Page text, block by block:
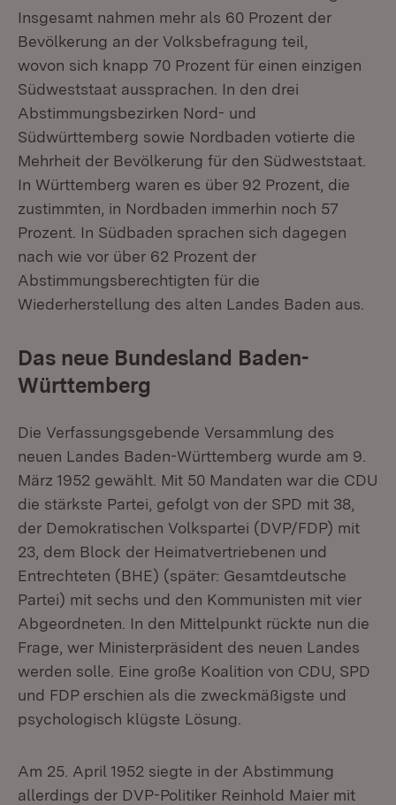
Insgesamt nahmen mehr als 60 Prozent der
Bevölkerung an der Volksbefragung teil,
wovon sich knapp 70 Prozent für einen einzigen
Südweststaat aussprachen. In den drei
Abstimmungsbezirken Nord- und
Südwürttemberg sowie Nordbaden votierte die
Mehrheit der Bevölkerung für den Südweststaat.
In Württemberg waren es über 92 Prozent, die
zustimmten, in Nordbaden immerhin noch 57
Prozent. In Südbaden sprachen sich dagegen
nach wie vor über 62 Prozent der
Abstimmungsberechtigten für die
Wiederherstellung des alten Landes Baden aus.
Das neue Bundesland Baden-
Württemberg
Die Verfassungsgebende Versammlung des
neuen Landes Baden-Württemberg wurde am 9.
März 1952 gewählt. Mit 50 Mandaten war die CDU
die stärkste Partei, gefolgt von der SPD mit 38,
der Demokratischen Volkspartei (DVP/FDP) mit
23, dem Block der Heimatvertriebenen und
Entrechteten (BHE) (später: Gesamtdeutsche
Partei) mit sechs und den Kommunisten mit vier
Abgeordneten. In den Mittelpunkt rückte nun die
Frage, wer Ministerpräsident des neuen Landes
werden solle. Eine große Koalition von CDU, SPD
und FDP erschien als die zweckmäßigste und
psychologisch klügste Lösung.
Am 25. April 1952 siegte in der Abstimmung
allerdings der DVP-Politiker Reinhold Maier mit